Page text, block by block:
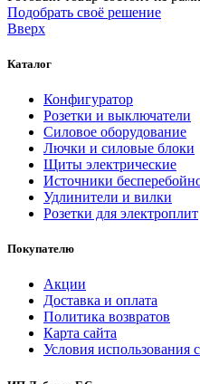
Подобрать своё решение
Вверх
Каталог
Конфигуратор
Розетки и выключатели
Силовое оборудование
Лючки и силовые блоки
Щиты электрические
Источники
Удлинители и вилки
Розетки для электроплит
Покупателю
Акции
Доставка и оплата
Политика возвратов
Карта сайта
Условия использования